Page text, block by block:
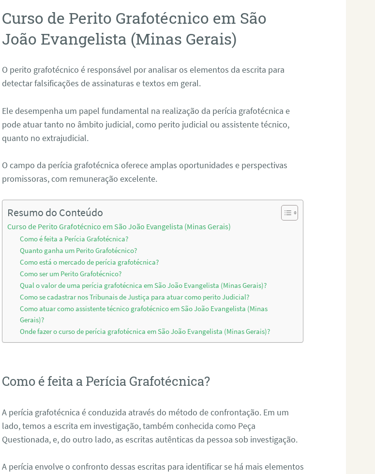
Curso de Perito Grafotécnico em São
João Evangelista (Minas Gerais)
O perito grafotécnico é responsável por analisar os elementos da escrita para
detectar falsificações de assinaturas e textos em geral.
Ele desempenha um papel fundamental na realização da perícia grafotécnica e
pode atuar tanto no âmbito judicial, como perito judicial ou assistente técnico,
quanto no extrajudicial.
O campo da perícia grafotécnica oferece amplas oportunidades e perspectivas
promissoras, com remuneração excelente.
Resumo do Conteúdo
Curso de Perito Grafotécnico em São João Evangelista (Minas Gerais)
Como é feita a Perícia Grafotécnica?
Quanto ganha um Perito Grafotécnico?
Como está o mercado de perícia grafotécnica?
Como ser um Perito Grafotécnico?
Qual o valor de uma perícia grafotécnica em São João Evangelista (Minas Gerais)?
Como se cadastrar nos Tribunais de Justiça para atuar como perito Judicial?
Como atuar como assistente técnico grafotécnico em São João Evangelista (Minas
Gerais)?
Onde fazer o curso de perícia grafotécnica em São João Evangelista (Minas Gerais)?
Como é feita a Perícia Grafotécnica?
A perícia grafotécnica é conduzida através do método de confrontação. Em um
lado, temos a escrita em investigação, também conhecida como Peça
Questionada, e, do outro lado, as escritas autênticas da pessoa sob investigação.
A perícia envolve o confronto dessas escritas para identificar se há mais elementos